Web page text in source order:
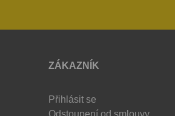
ZÁKAZNÍK
Přihlásit se
Odstoupení od smlouvy